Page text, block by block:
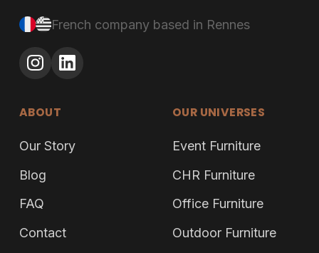
French company based in Rennes
ABOUT
Our Story
Blog
FAQ
Contact
OUR UNIVERSES
Event Furniture
CHR Furniture
Office Furniture
Outdoor Furniture